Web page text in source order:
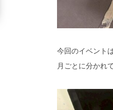
今回のイベント
月ごとに分かれ